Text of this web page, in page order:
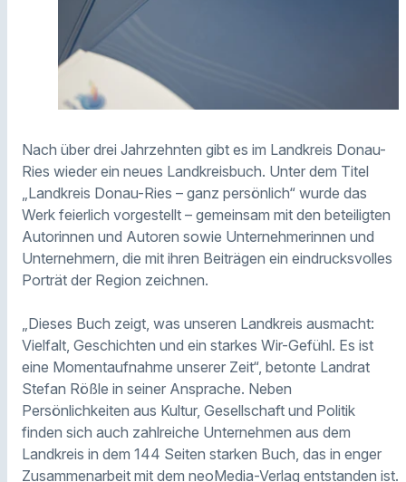
Nach über drei Jahrzehnten gibt es im Landkreis Donau-
Ries wieder ein neues Landkreisbuch. Unter dem Titel
„Landkreis Donau-Ries – ganz persönlich“ wurde das
Werk feierlich vorgestellt – gemeinsam mit den beteiligten
Autorinnen und Autoren sowie Unternehmerinnen und
Unternehmern, die mit ihren Beiträgen ein eindrucksvolles
Porträt der Region zeichnen.
„Dieses Buch zeigt, was unseren Landkreis ausmacht:
Vielfalt, Geschichten und ein starkes Wir-Gefühl. Es ist
eine Momentaufnahme unserer Zeit“, betonte Landrat
Stefan Rößle in seiner Ansprache. Neben
Persönlichkeiten aus Kultur, Gesellschaft und Politik
finden sich auch zahlreiche Unternehmen aus dem
Landkreis in dem 144 Seiten starken Buch, das in enger
Zusammenarbeit mit dem neoMedia-Verlag entstanden ist.